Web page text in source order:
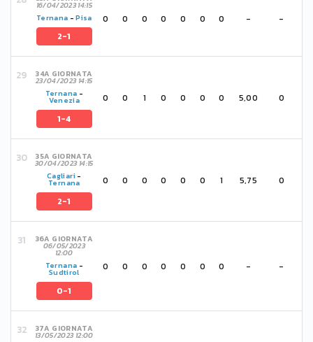
16/04/2023 14:15
Ternana -Pisa
2-1
0 0 0 0 0 0 0 - -
34A GIORNATA
23/04/2023 14:15
Ternana -
Venezia
1-4
0 0 1 0 0 0 0 5,00 0
35A GIORNATA
30/04/2023 14:15
Cagliari-
Ternana
2-1
0 0 0 0 0 0 1 5,75 0
36A GIORNATA
06/05/2023
12:00
Ternana -
Sudtirol
0-1
0 0 0 0 0 0 0 - -
37A GIORNATA
13/05/2023 12:00